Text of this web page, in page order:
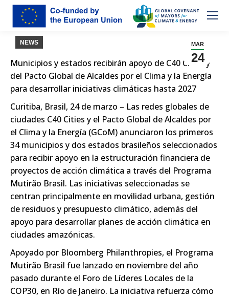
MAR
24
NEWS
Municipios y estados recibirán apoyo de C40 Cities y
del Pacto Global de Alcaldes por el Clima y la Energía
para desarrollar iniciativas climáticas hasta 2027
Curitiba, Brasil, 24 de marzo – Las redes globales de
ciudades C40 Cities y el Pacto Global de Alcaldes por
el Clima y la Energía (GCoM) anunciaron los primeros
34 municipios y dos estados brasileños seleccionados
para recibir apoyo en la estructuración financiera de
proyectos de acción climática a través del Programa
Mutirão Brasil. Las iniciativas seleccionadas se
centran principalmente en movilidad urbana, gestión
de residuos y presupuesto climático, además del
apoyo para desarrollar planes de acción climática en
ciudades amazónicas.
Apoyado por Bloomberg Philanthropies, el Programa
Mutirão Brasil fue lanzado en noviembre del año
pasado durante el Foro de Líderes Locales de la
COP30, en Río de Janeiro. La iniciativa refuerza cómo